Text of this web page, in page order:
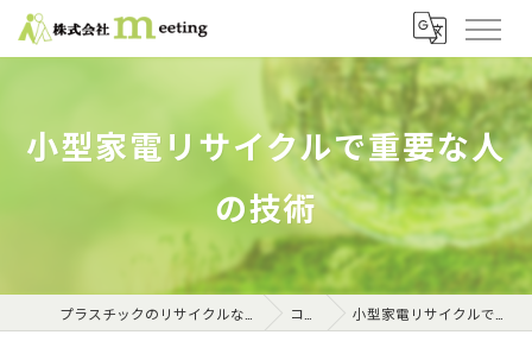
小型家電リサイクルで重要な人
の技術
コラム 小型家電リサイクルで重要な人の技術